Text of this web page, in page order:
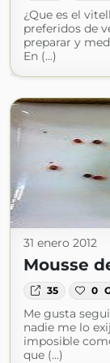
¿Que es el
preferidos de
preparar y
En (...)
31 enero 2012
Mousse
35 0
Me gusta
nadie me lo
imposible
que (...)